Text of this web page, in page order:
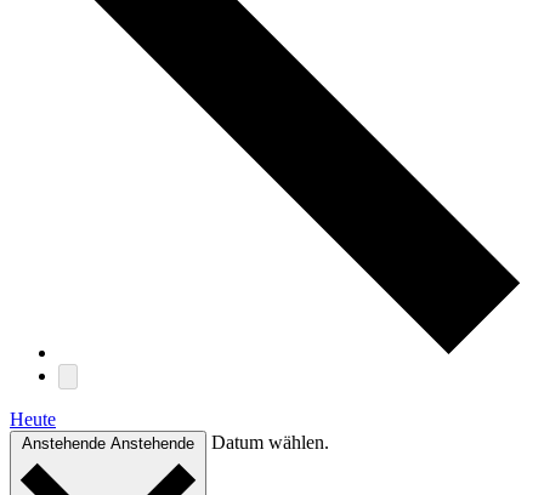
Heute
Anstehende Anstehende Datum wählen.